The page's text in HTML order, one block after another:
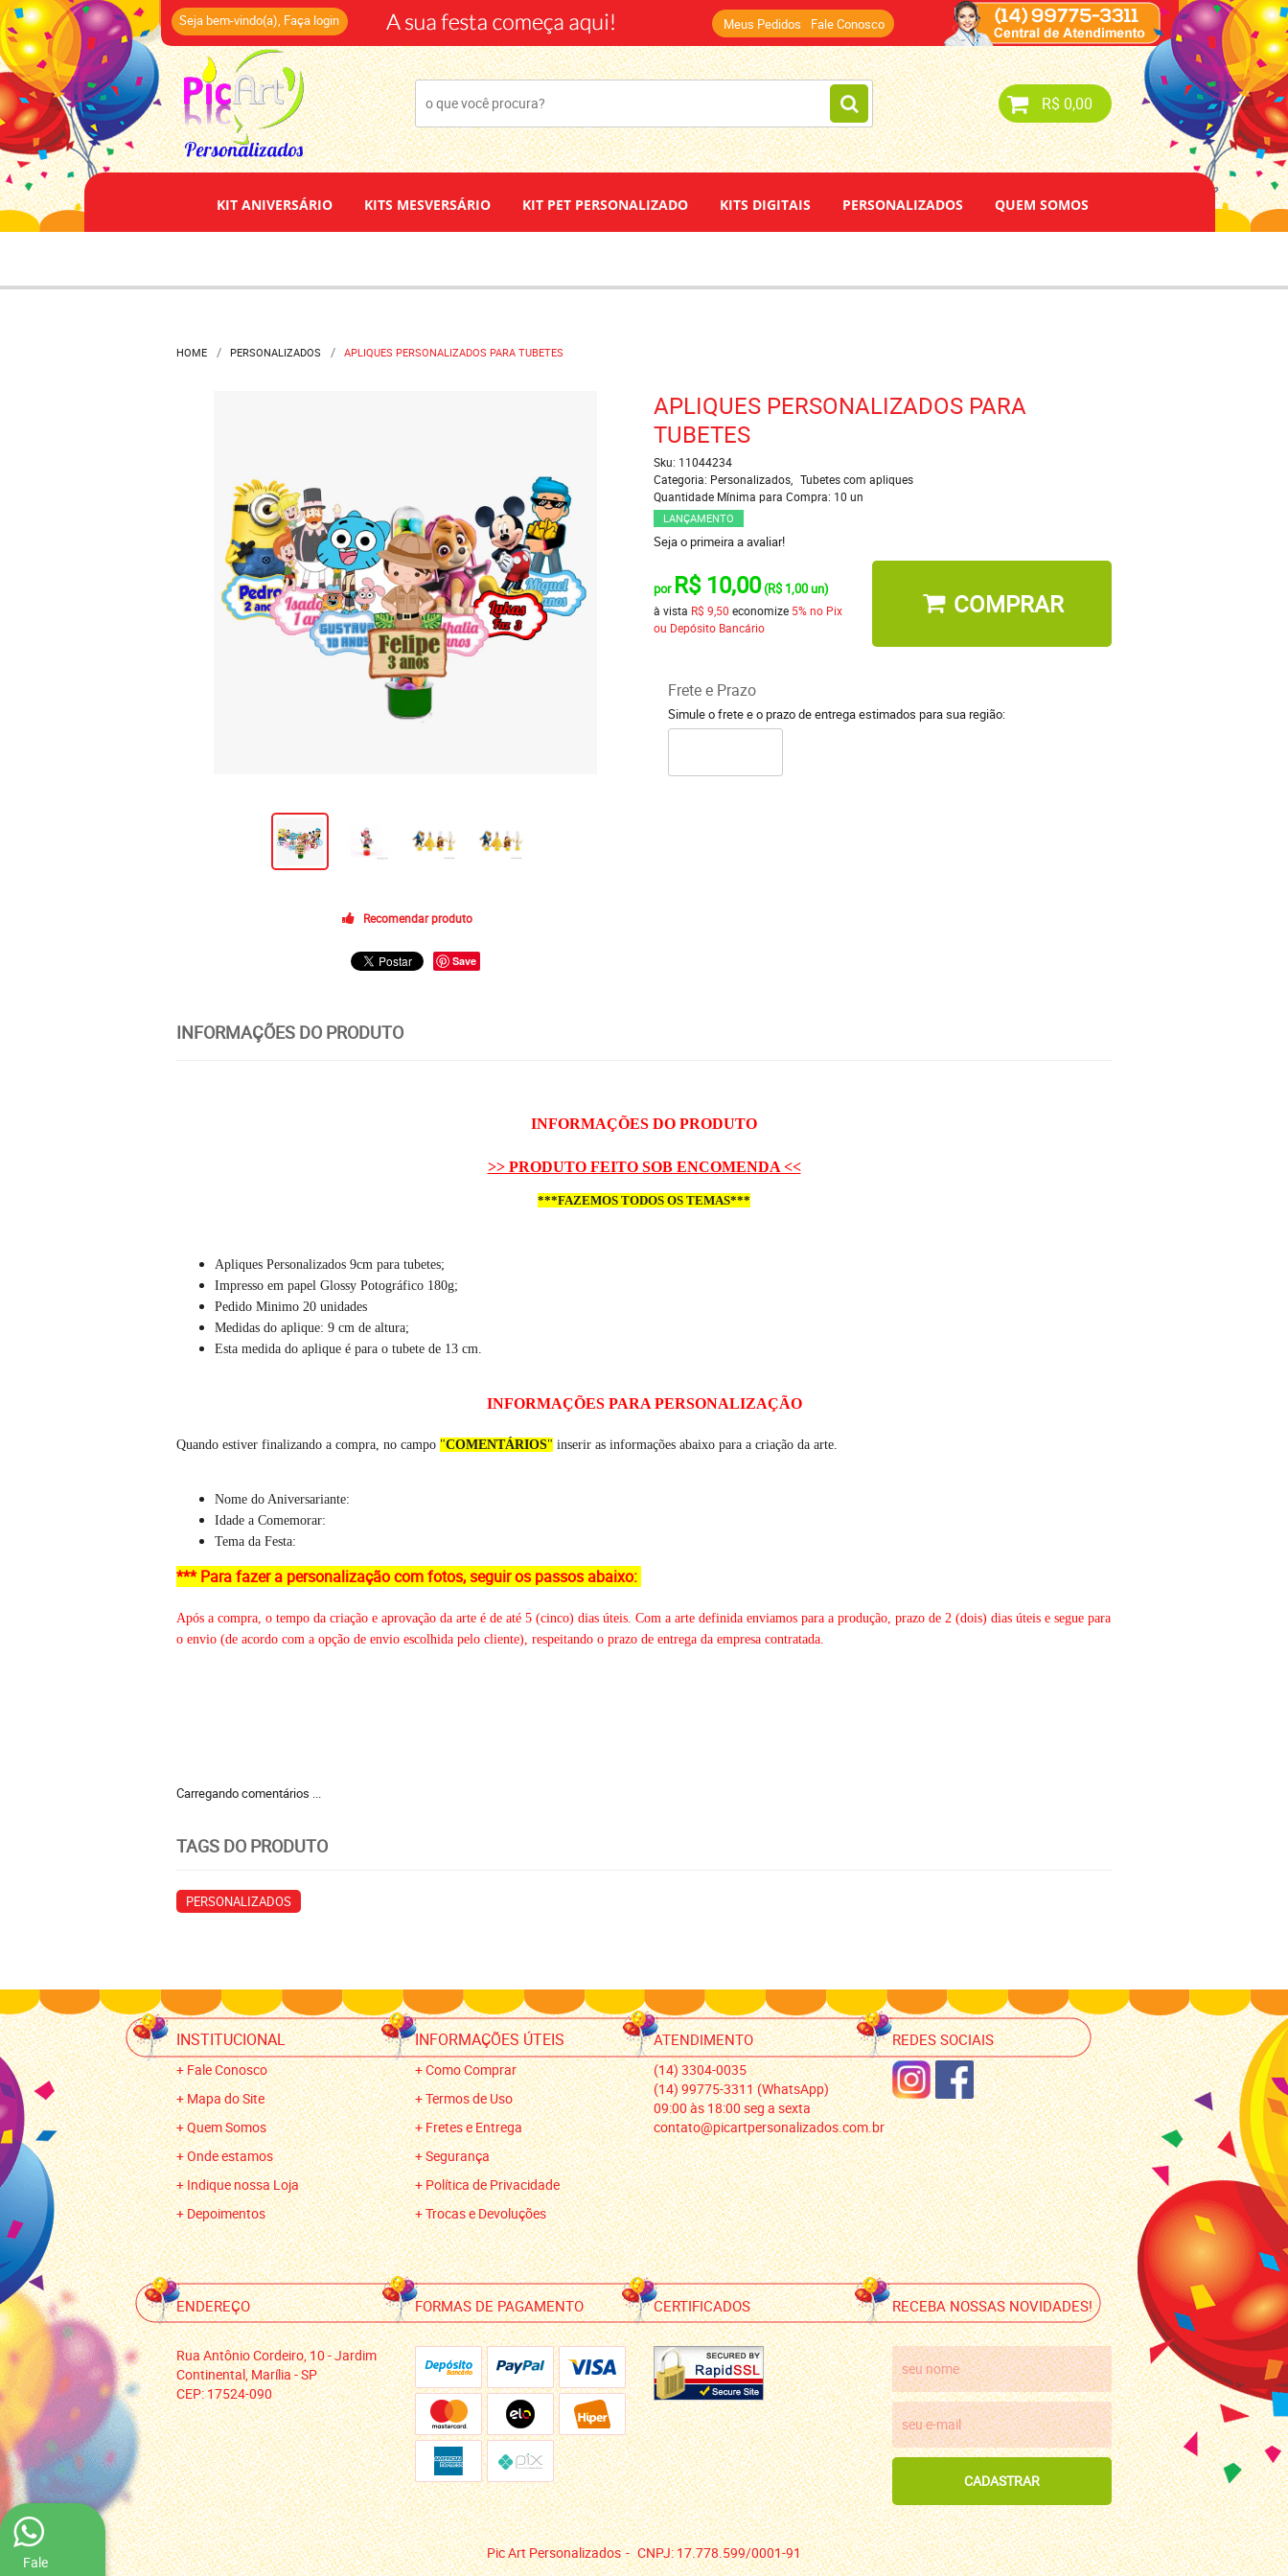
(14)
Seja bem-vindo(a), Faça login Meus Pedidos Fale Conosco
R$ 0,00
KIT ANIVERSÁRIO KITS MESVERSÁRIO KIT PET PERSONALIZADO KITS DIGITAIS PERSONALIZADOS QUEM SOMOS
HOME PERSONALIZADOS APLIQUES PERSONALIZADOS PARA TUBETES
Recomendar produto
Save
APLIQUES PERSONALIZADOS PARA
TUBETES
Sku: 11044234
Categoria: Personalizados
Tubetes com apliques
Quantidade Mínima para Compra: 10 un
LANÇAMENTO
Seja o primeira a avaliar!
por R$ 10,00(R$ 1,00un)
à vista R$ 9,50 economize 5% no Pix
ou Depósito Bancário
COMPRAR
Frete e Prazo
Simule o frete e o prazo de entrega estimados para sua região:
INFORMAÇÕES DO PRODUTO
INFORMAÇÕES DO PRODUTO
>> PRODUTO FEITO SOB ENCOMENDA <<
***FAZEMOS TODOS OS TEMAS***
Apliques Personalizados 9cm para tubetes;
Impresso em papel Glossy Potográfico 180g;
Pedido Minimo 20 unidades
Medidas do aplique: 9 cm de altura;
Esta medida do aplique é para o tubete de 13 cm.
INFORMAÇÕES PARA PERSONALIZAÇÃO
Quando estiver finalizando a compra, no campo "COMENTÁRIOS" inserir as informações abaixo para a criação da arte.
Nome do Aniversariante:
Idade a Comemorar:
Tema da Festa:
*** Para fazer a personalização com fotos, seguir os passos abaixo:
Após a compra, o tempo da criação e aprovação da arte é de até 5 (cinco) dias úteis. Com a arte definida enviamos para a produção, prazo de 2 (dois) dias úteis e segue para
o envio (de acordo com a opção de envio escolhida pelo cliente), respeitando o prazo de entrega da empresa contratada.
Carregando comentários ...
TAGS DO PRODUTO
PERSONALIZADOS
INSTITUCIONAL
Fale Conosco
Mapa do Site
Quem Somos
Onde estamos
Indique nossa Loja
Depoimentos
INFORMAÇÕES ÚTEIS
Como Comprar
Termos de Uso
Fretes e Entrega
Segurança
Política de Privacidade
Trocas e Devoluções
ATENDIMENTO
(14)3304-0035
(14)99775-3311(WhatsApp)
09:00 às 18:00 seg a sexta
contato@picartpersonalizados.com.br
REDES SOCIAIS
ENDEREÇO
Rua Antônio Cordeiro, 10-Jardim
Continental, Marília-SP
CEP: 17524-090
FORMAS DE PAGAMENTO CERTIFICADOS RECEBA NOSSAS NOVIDADES!
CADASTRAR
Pic Art Personalizados CNPJ: 17.778.599/0001-91
Fale